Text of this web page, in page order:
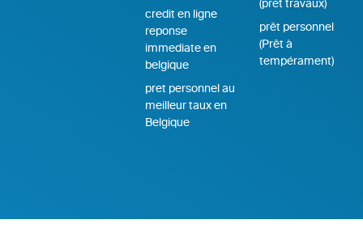
credit en ligne
reponse
immediate en
belgique
pret personnel au
meilleur taux en
Belgique
(pret travaux)
prêt personnel
(Prêt à
tempérament)